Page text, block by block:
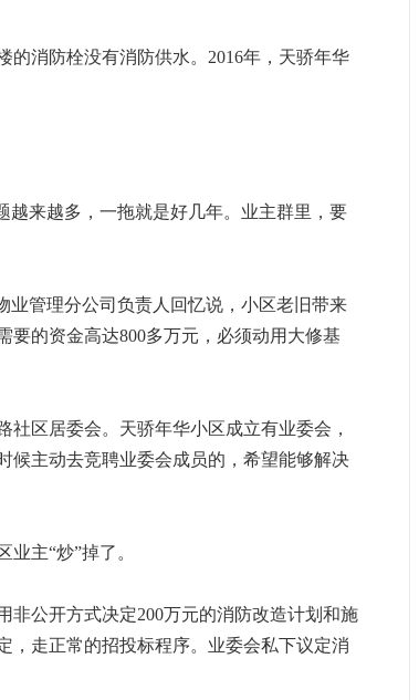
消防栓没有消防供水。2016年，天骄年华
越来越多，一拖就是好几年。业主群里，要
业管理分公司负责人回忆说，小区老旧带来
要的资金高达800多万元，必须动用大修基
区居委会。天骄年华小区成立有业委会，
候主动去竞聘业委会成员的，希望能够解决
主“炒”掉了。
非公开方式决定200万元的消防改造计划和施
，走正常的招投标程序。业委会私下议定消